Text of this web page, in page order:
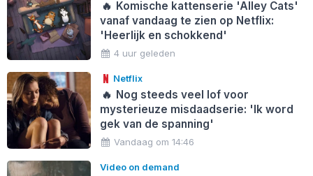
🔥 Komische kattenserie 'Alley Cats'
vanaf vandaag te zien op Netflix:
'Heerlijk en schokkend'
4 uur geleden
Netflix
🔥 Nog steeds veel lof voor
mysterieuze misdaadserie: 'Ik word
gek van de spanning'
Vandaag om 14:46
Video on demand